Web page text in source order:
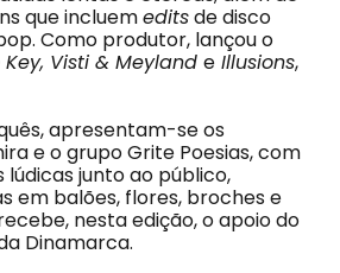
que incluemeditsde disco
Como produtor, lançou o
Visti & Meyland e Illusions,
apresentam-se os
e o grupo Grite Poesias, com
lúdicas junto ao público,
em balões, flores, broches e
nesta edição, o apoio do
Dinamarca.